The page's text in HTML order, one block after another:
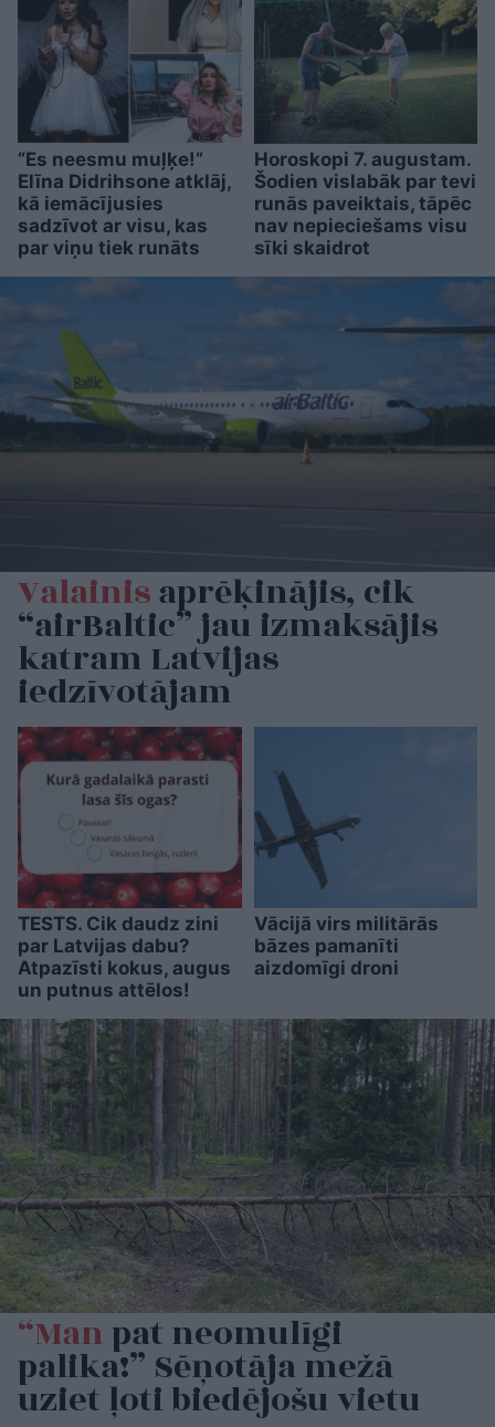
“Es neesmu muļķe!”
Elīna Didrihsone atklāj,
kā iemācījusies
sadzīvot ar visu, kas
par viņu tiek runāts
Horoskopi 7. augustam.
Šodien vislabāk par tevi
runās paveiktais, tāpēc
nav nepieciešams visu
sīki skaidrot
Valainisaprēķinājis, cik
“airBaltic” jau izmaksājis
katram Latvijas
iedzīvotājam
TESTS. Cik daudz zini
par Latvijas dabu?
Atpazīsti kokus, augus
un putnus attēlos!
Vācijā virs militārās
bāzes pamanīti
aizdomīgi droni
“Manpat neomulīgi
palika!” Sēņotāja mežā
uziet ļoti biedējošu vietu